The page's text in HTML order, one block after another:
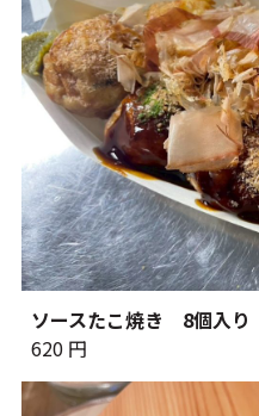
ソースたこ焼き 8個入り
620 円